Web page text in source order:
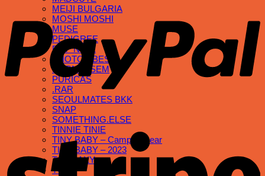
MEIJI BULGARIA
MOSHI MOSHI
MUSE
PEDIGREE
PET ‘N ME
PHOTOVIBES
PORNKASEM
PURICAS
.RAR
SEOULMATES BKK
SNAP
SOMETHING.ELSE
TINNIE TINIE
TINY BABY – Camping bear
TINY BABY – 2023
TOY LAXY
TOPS